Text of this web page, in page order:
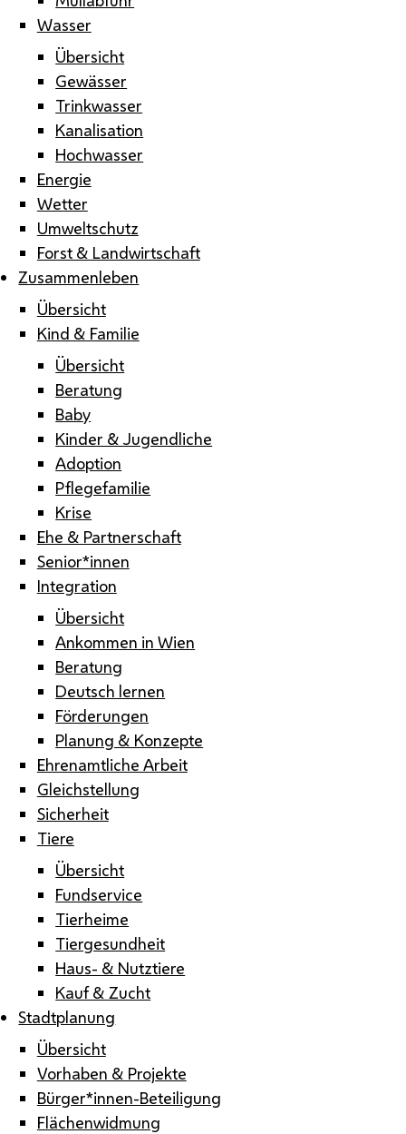
Wasser
Übersicht
Gewässer
Trinkwasser
Kanalisation
Hochwasser
Energie
Wetter
Umweltschutz
Forst & Landwirtschaft
Zusammenleben
Übersicht
Kind & Familie
Übersicht
Beratung
Baby
Kinder & Jugendliche
Adoption
Pflegefamilie
Krise
Ehe & Partnerschaft
Senior*innen
Integration
Übersicht
Ankommen in Wien
Beratung
Deutsch lernen
Förderungen
Planung & Konzepte
Ehrenamtliche Arbeit
Gleichstellung
Sicherheit
Tiere
Übersicht
Fundservice
Tierheime
Tiergesundheit
Haus- & Nutztiere
Kauf & Zucht
Stadtplanung
Übersicht
Vorhaben & Projekte
Bürger*innen-Beteiligung
Flächenwidmung